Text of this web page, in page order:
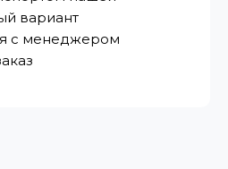
вариант
с менеджером